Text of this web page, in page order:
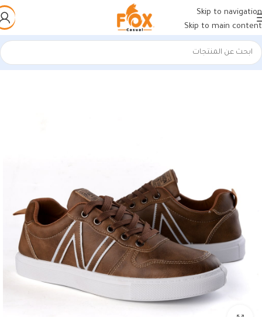
Skip to navigation
Skip to main content
الرئيسية/أحذية رجالي/كوتشي رجالي